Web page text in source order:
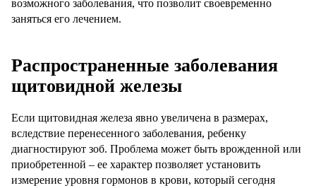
возможного заболевания, что позволит своевременно
заняться его лечением.
Распространенные заболевания
щитовидной железы
Если щитовидная железа явно увеличена в размерах,
вследствие перенесенного заболевания, ребенку
диагностируют зоб. Проблема может быть врожденной или
приобретенной – ее характер позволяет установить
измерение уровня гормонов в крови, который сегодня